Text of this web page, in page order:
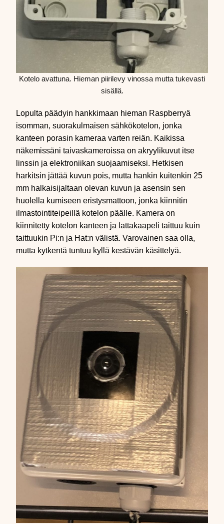
Kotelo avattuna. Hieman piirilevy vinossa mutta tukevasti
sisällä.
Lopulta päädyin hankkimaan hieman Raspberryä
isomman, suorakulmaisen sähkökotelon, jonka
kanteen porasin kameraa varten reiän. Kaikissa
näkemissäni taivaskameroissa on akryylikuvut itse
linssin ja elektroniikan suojaamiseksi. Hetkisen
harkitsin jättää kuvun pois, mutta hankin kuitenkin 25
mm halkaisijaltaan olevan kuvun ja asensin sen
huolella kumiseen eristysmattoon, jonka kiinnitin
ilmastointiteipeillä kotelon päälle. Kamera on
kiinnitetty kotelon kanteen ja lattakaapeli taittuu kuin
taittuukin Pi:n ja Hat:n välistä. Varovainen saa olla,
mutta kytkentä tuntuu kyllä kestävän käsittelyä.